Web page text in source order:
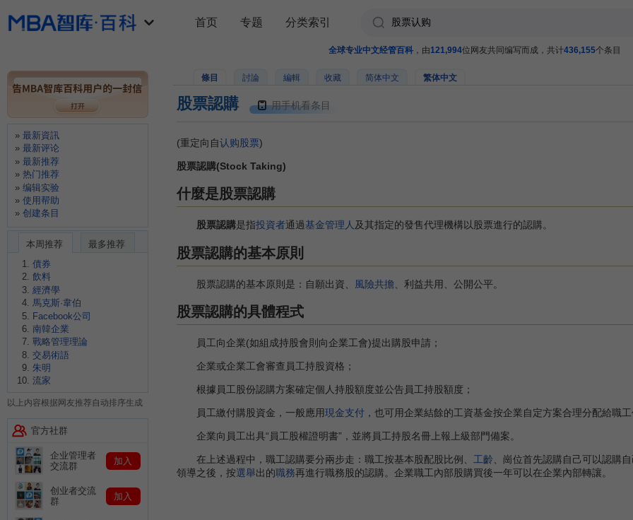
全球专业中文经管百科 ，由121,994位网友共同编写而成，共计436,155个条目
條目 討論 編輯 收藏 简体中文 繁体中文
股票認購 用手机看条目
(重定向自认购股票)
股票認購(Stock Taking)
什麼是股票認購
股票認購是指投資者通過基金管理人及其指定的發售代理機構以股票進行的認購。
股票認購的基本原則
股票認購的基本原則是：自願出資、 風險共擔 、利益共用、公開公平。
股票認購的具體程式
員工向企業(如組成持股會則向企業工會)提出購股申請；
企業或企業工會審查員工持股資格；
根據員工股份認購方案確定個人持股額度並公告員工持股額度；
員工繳付購股資金，一般應用現金支付 ，也可用企業結餘的工資基金按企業自定方案合理分配給職工
企業向員工出具“員工股權證明書”，並將員工持股名冊上報上級部門備案。
在上述過程中，職工認購要分兩步走：職工按基本股配股比例、 工齡、崗位首先認購自己可以認購
領導之後，按選舉出的職務再進行職務股的認購。企業職工內部股購買後一年可以在企業內部轉讓。
首页 专题 分类索引
最新資訊
最新评论
最新推荐
热门推荐
编辑实验
使用帮助
创建条目
本周推荐
最多推荐
債券
飲料
經濟學
馬克斯·韋伯
Facebook公司
南韓企業
戰略管理理論
交易術語
朱明
流家
以上内容根据网友推荐自动排序生成
官方社群
企业管理者
交流群
加入
创业者交流
群
加入